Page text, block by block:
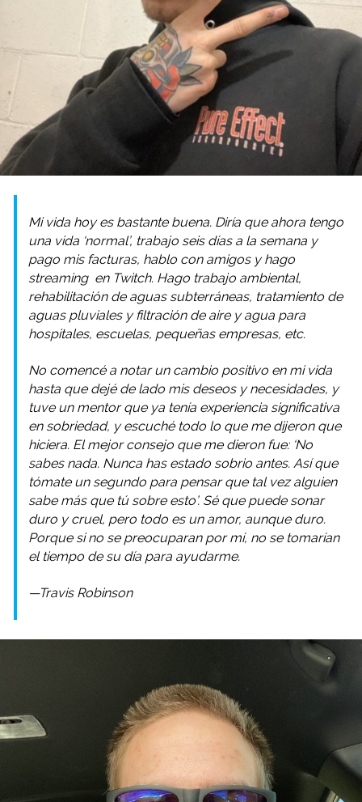
Mi vida hoy es bastante buena. Diría que ahora tengo
una vida ‘normal’, trabajo seis días a la semana y
pago mis facturas, hablo con amigos y hago
streaming en Twitch. Hago trabajo ambiental,
rehabilitación de aguas subterráneas, tratamiento de
aguas pluviales y filtración de aire y agua para
hospitales, escuelas, pequeñas empresas, etc.
No comencé a notar un cambio positivo en mi vida
hasta que dejé de lado mis deseos y necesidades, y
tuve un mentor que ya tenía experiencia significativa
en sobriedad, y escuché todo lo que me dijeron que
hiciera. El mejor consejo que me dieron fue: ‘No
sabes nada. Nunca has estado sobrio antes. Así que
tómate un segundo para pensar que tal vez alguien
sabe más que tú sobre esto’. Sé que puede sonar
duro y cruel, pero todo es un amor, aunque duro.
Porque si no se preocuparan por mí, no se tomarían
el tiempo de su día para ayudarme.
—Travis Robinson